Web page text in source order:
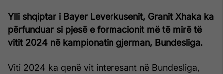
Ylli shqiptar i Bayer Leverkusenit, Granit Xhaka ka
përfunduar si pjesë e formacionit më të mirë të
vitit 2024 në kampionatin gjerman, Bundesliga.
Viti 2024 ka qenë vit interesant në Bundesliga,